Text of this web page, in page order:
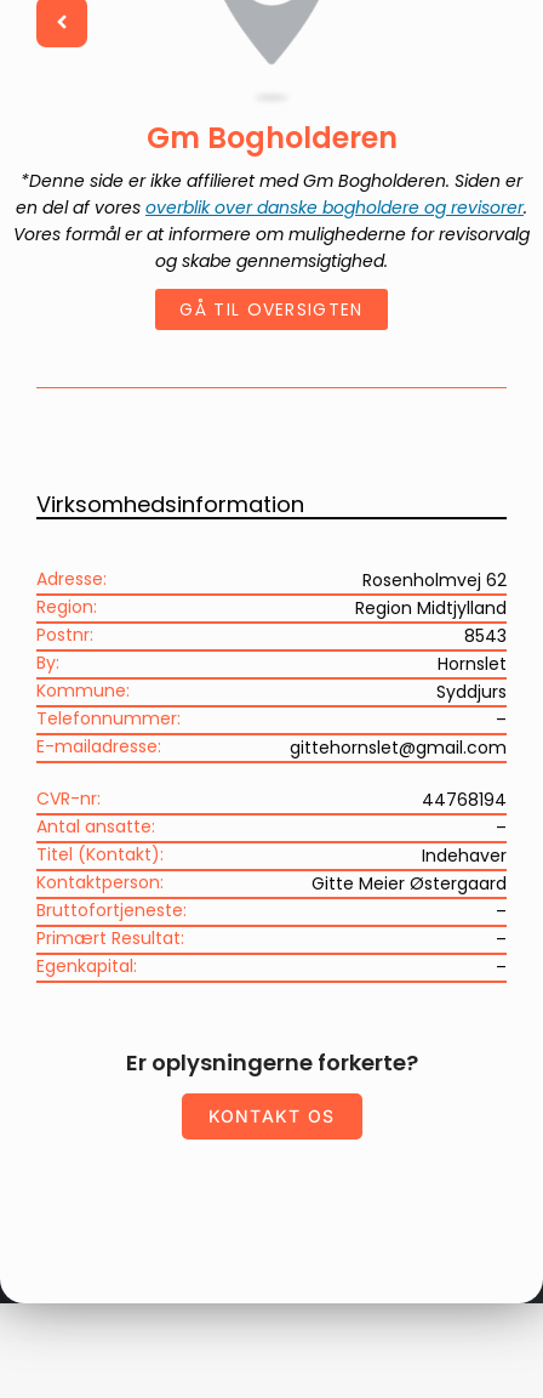
Gm Bogholderen
*Denne side er ikke affilieret medGm Bogholderen. Siden er
en del af vores overblik over danske bogholdere og revisorer.
Vores formål er at informere om mulighederne for revisorvalg
og skabe gennemsigtighed.
GÅ TIL OVERSIGTEN
Virksomhedsinformation
Adresse:
Rosenholmvej 62
Region:
Region Midtjylland
Postnr:
8543
By:
Hornslet
Kommune:
Syddjurs
Telefonnummer:
–
E-mailadresse:
gittehornslet@gmail.com
CVR-nr:
44768194
Antal ansatte:
–
Titel (Kontakt):
Indehaver
Kontaktperson:
Gitte Meier Østergaard
Bruttofortjeneste:
–
Primært Resultat:
–
Egenkapital:
–
Er oplysningerne forkerte?
KONTAKT OS